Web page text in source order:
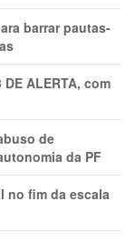
barrar pautas-
ALERTA, com
de
da PF
no fim da escala